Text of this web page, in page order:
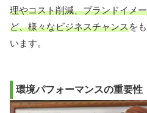
理やコスト削減、ブランドイメ
ど、様々なビジネスチャンスを
います。
環境パフォーマンスの重要性